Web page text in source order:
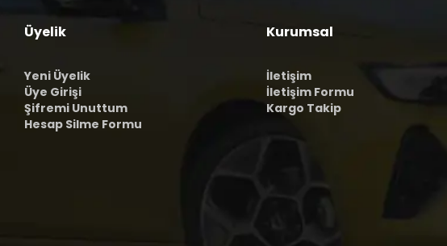
Üyelik
Yeni Üyelik
Üye Girişi
Şifremi Unuttum
Hesap Silme Formu
Kurumsal
İletişim
İletişim Formu
Kargo Takip